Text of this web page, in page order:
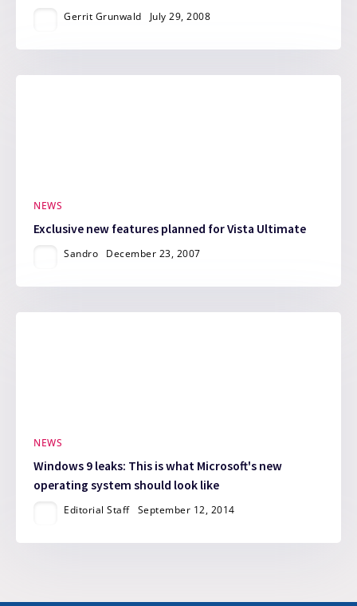
Gerrit Grunwald July 29, 2008
NEWS
Exclusive new features planned for Vista Ultimate
Sandro December 23, 2007
NEWS
Windows 9 leaks: This is what Microsoft's new
operating system should look like
Editorial Staff September 12, 2014